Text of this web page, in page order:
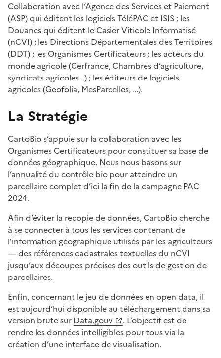
Collaboration avec l’Agence des Services et Paiement
(ASP) qui éditent les logiciels TéléPAC et ISIS ; les
Douanes qui éditent le Casier Viticole Informatisé
(nCVI) ; les Directions Départementales des Territoires
(DDT) ; les Organismes Certificateurs ; les acteurs du
monde agricole (Cerfrance, Chambres d’agriculture,
syndicats agricoles…) ; les éditeurs de logiciels
agricoles (Geofolia, MesParcelles, …).
La Stratégie
CartoBio s’appuie sur la collaboration avec les
Organismes Certificateurs pour constituer sa base de
données géographique. Nous nous basons sur
l’annualité du contrôle bio pour atteindre un
parcellaire complet d’ici la fin de la campagne PAC
2024.
Afin d’éviter la recopie de données, CartoBio cherche
à se connecter à tous les services contenant de
l’information géographique utilisés par les agriculteurs
— des références cadastrales textuelles du nCVI
jusqu’aux découpes précises des outils de gestion de
parcellaires.
Enfin, concernant le jeu de données en open data, il
est aujourd’hui disponible au téléchargement dans sa
version brute sur Data.gouv
. L’objectif est de
rendre les données intelligibles pour tous via la
création d’une interface de visualisation.